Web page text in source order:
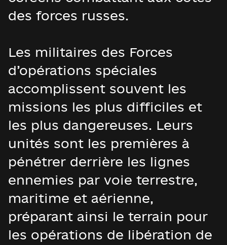
des forces russes.
Les militaires des Forces
d’opérations spéciales
accomplissent souvent les
missions les plus difficiles et
les plus dangereuses. Leurs
unités sont les premières à
pénétrer derrière les lignes
ennemies par voie terrestre,
maritime et aérienne,
préparant ainsi le terrain pour
les opérations de libération de